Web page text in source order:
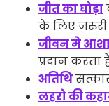
जीत का घोड़ा
के लिए जरुरी
जीवन मे
प्रदान करता
अतिथि
लहरो की